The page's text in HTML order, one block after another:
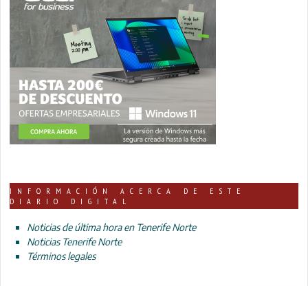
INFORMACIÓN ACERCA DE ESTE
DIARIO DIGITAL
Noticias de última hora en Tenerife Norte
Noticias Tenerife Norte
Términos legales